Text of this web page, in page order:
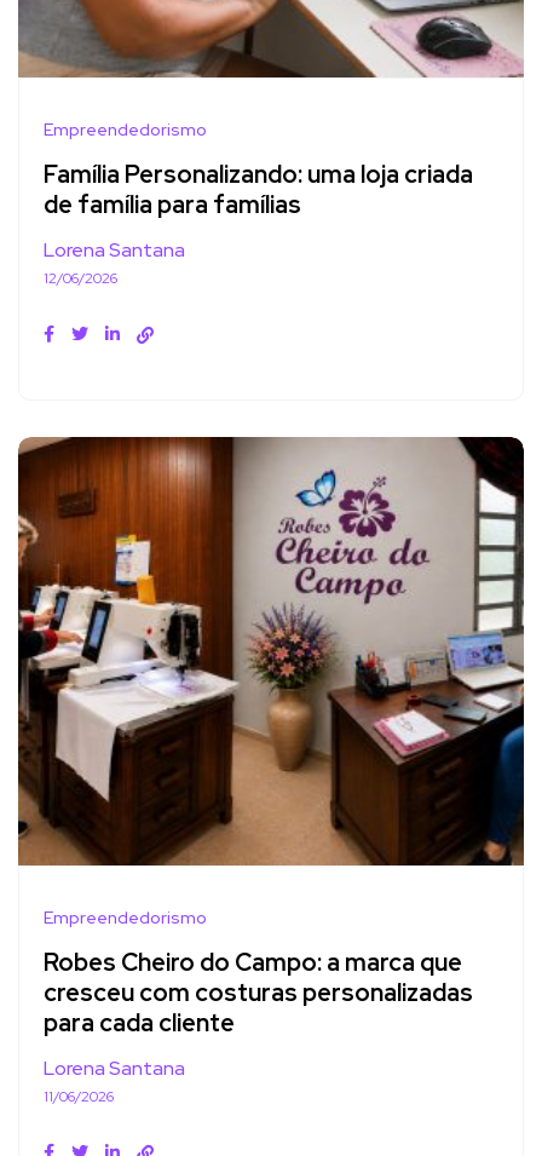
Empreendedorismo
Família Personalizando: uma loja criada
de família para famílias
Lorena Santana
12/06/2026
Empreendedorismo
Robes Cheiro do Campo: a marca que
cresceu com costuras personalizadas
para cada cliente
Lorena Santana
11/06/2026